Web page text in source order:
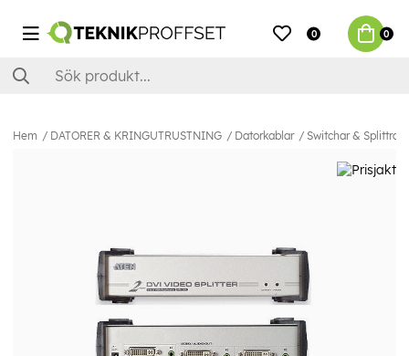
0 0
Hem DATORER & KRINGUTRUSTNING Datorkablar Switchar & Splittrar